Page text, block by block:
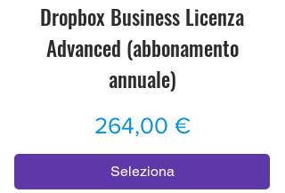
Dropbox Business Licenza
Advanced (abbonamento
annuale)
Prezzo
264,00 €
Seleziona